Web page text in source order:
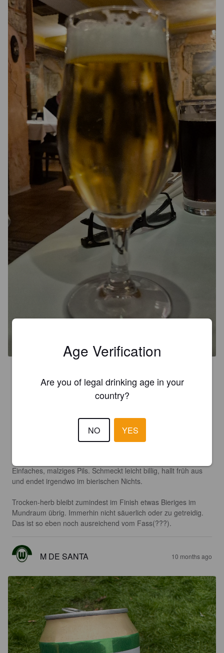
Heidelberg-Woche 6/17:
Speisekarte das Ratskronen Pilsener vom Fass!!! Da es nichts
anderes mit dem gleichen Namen gibt, gehe ich von der
Einfaches, malziges Pils. Schmeckt leicht billig, hallt früh aus
und endet irgendwo im bierischen Nichts.
Trocken-herb bleibt zumindest im Finish etwas Bieriges im
Mundraum übrig. Immerhin nicht säuerlich oder zu getreidig.
Das ist so eben noch ausreichend vom Fass(???).
M DE SANTA 10 months ago
Age Verification
Are you of legal drinking age in your
country?
NO YES